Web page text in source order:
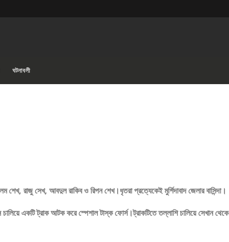
ঘটনাবলী
রাজু সেখ, আবদুল রাকিব ও রিপন শেখ।ধৃতরা প্রত্যেকেই মুর্শিদাবাদ জেলার বাসিন্দা।
একটি ট্রাক আটক করে স্পেশাল টাস্ক ফোর্স।ট্রাকটিতে তল্লাশি চালিয়ে সেখান থেকে